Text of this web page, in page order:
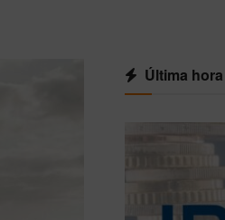
Última hora